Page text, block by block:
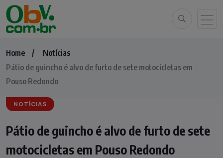
Home
Notícias
Pátio de guincho é alvo de furto de sete motocicletas em
Pouso Redondo
NOTÍCIAS
Pátio de guincho é alvo de furto de sete
motocicletas em Pouso Redondo